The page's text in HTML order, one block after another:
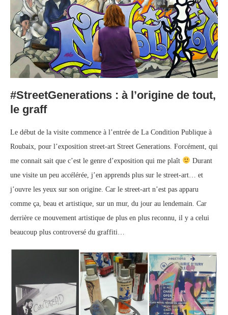
#StreetGenerations : à l’origine de tout,
le graff
Le début de la visite commence à l’entrée de La Condition Publique à
Roubaix, pour l’exposition street-art Street Generations . Forcément, qui
me connait sait que c’est le genre d’exposition qui me plaît
Durant
une visite un peu accélérée, j’en apprends plus sur le street-art… et
j’ouvre les yeux sur son origine. Car le street-art n’est pas apparu
comme ça, beau et artistique, sur un mur, du jour au lendemain. Car
derrière ce mouvement artistique de plus en plus reconnu, il y a celui
beaucoup plus controversé du graffiti…